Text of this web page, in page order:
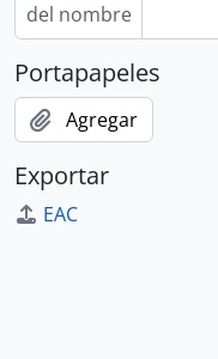
del nombre
Portapapeles
Agregar
Exportar
EAC